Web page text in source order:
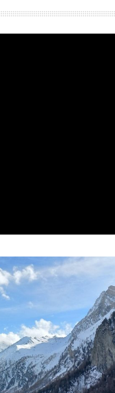
?
énergie Kundalini.
2000 personnes lors d’un
la manifester en moi, d’en
suivi pendant quatre ans
avec qui j’ai appris à